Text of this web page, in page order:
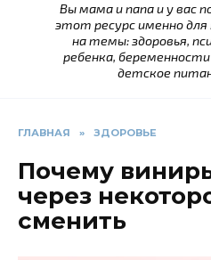
Вы мама и папа и у вас
этот ресурс именно
на темы: здоровья,
ребенка,
детское
ГЛАВНАЯ » ЗДОРОВЬЕ
Почему
через
сменить